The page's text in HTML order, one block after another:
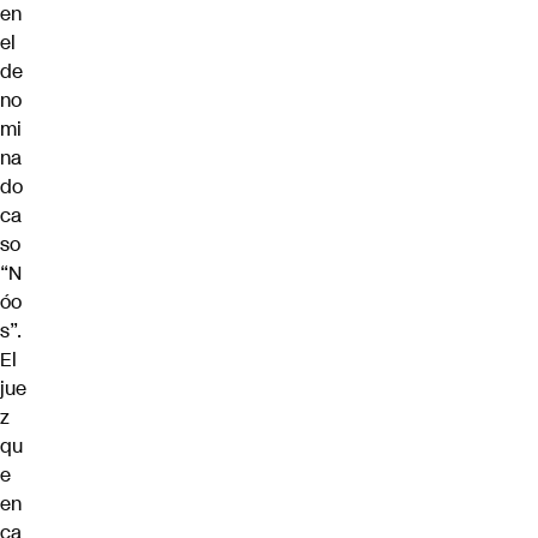
en
el
de
no
mi
na
do
ca
so
“N
óo
s”.
El
jue
z
qu
e
en
ca